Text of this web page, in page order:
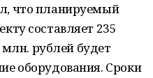
что планируемый
составляет 235
рублей будет
оборудования. Сроки